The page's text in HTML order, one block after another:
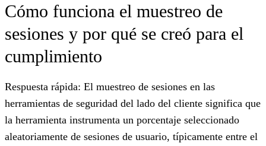
Cómo funciona el muestreo de
sesiones y por qué se creó para el
cumplimiento
Respuesta rápida: El muestreo de sesiones en las
herramientas de seguridad del lado del cliente significa que
la herramienta instrumenta un porcentaje seleccionado
aleatoriamente de sesiones de usuario, típicamente entre el